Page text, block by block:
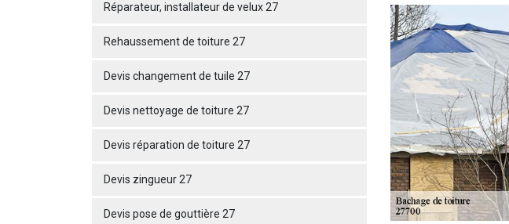
Réparateur, installateur de velux 27
Rehaussement de toiture 27
Devis changement de tuile 27
Devis nettoyage de toiture 27
Devis réparation de toiture 27
Devis zingueur 27
Devis pose de gouttière 27